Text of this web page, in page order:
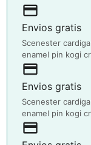
payment
Envios gratis
Scenester
enamel pin kogi
payment
Envios gratis
Scenester
enamel pin kogi
payment